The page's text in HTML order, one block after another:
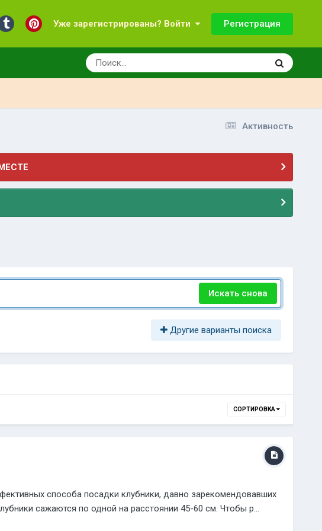
Уже зарегистрированы? Войти Регистрация
Активность
Искать снова
Другие варианты поиска
СОРТИРОВКА
способа посадки клубники, давно зарекомендовавших
сажаются по одной на расстоянии 45-60 см. Чтобы р...